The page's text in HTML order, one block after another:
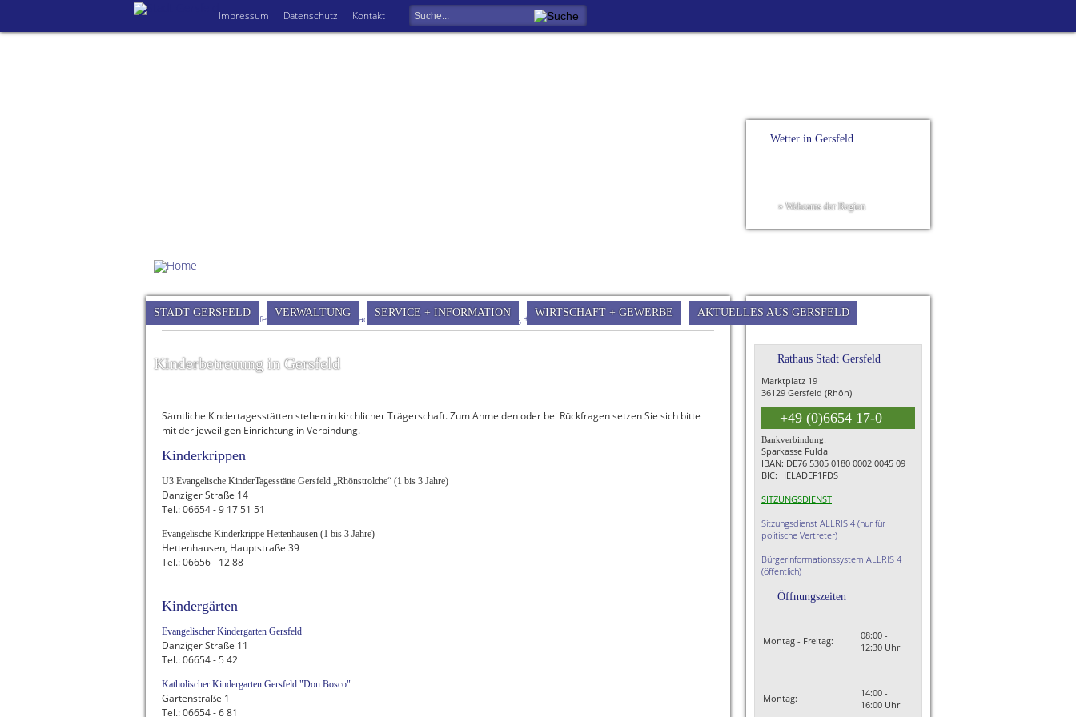
Impressum Datenschutz Kontakt
Wetter in Gersfeld
» Webcams der Region
STADT GERSFELD VERWALTUNG SERVICE + INFORMATION WIRTSCHAFT + GEWERBE AKTUELLES AUS GERSFELD
Sie sind hier:Stadt Gersfeld (Rhön)» Rathaus» Stadt Gersfeld»Schulen + Kinderbetreuung + VHS»Kinderbetreuung
Kinderbetreuung in Gersfeld
Sämtliche Kindertagesstätten stehen in kirchlicher Trägerschaft. Zum Anmelden oder bei Rückfragen setzen Sie sich bitte
mit der jeweiligen Einrichtung in Verbindung.
Kinderkrippen
U3 Evangelische KinderTagesstätte Gersfeld „Rhönstrolche“ (1 bis 3 Jahre)
Danziger Straße 14
Tel.: 06654 - 9 17 51 51
Evangelische Kinderkrippe Hettenhausen (1 bis 3 Jahre)
Hettenhausen, Hauptstraße 39
Tel.: 06656 - 12 88
Kindergärten
Evangelischer Kindergarten Gersfeld
Danziger Straße 11
Tel.: 06654 - 5 42
Katholischer Kindergarten Gersfeld "Don Bosco"
Gartenstraße 1
Tel.: 06654 - 6 81
Bürgerservice
Rathaus Stadt Gersfeld
Marktplatz 19
36129 Gersfeld (Rhön)
+49 (0)6654 17-0
Bankverbindung:
Sparkasse Fulda
IBAN: DE76 5305 0180 0002 0045 09
BIC: HELADEF1FDS
SITZUNGSDIENST
Sitzungsdienst ALLRIS 4 (nur für
politische Vertreter)
Bürgerinformationssystem ALLRIS 4
(öffentlich)
Öffnungszeiten
Montag - Freitag:
08:00 -
12:30 Uhr
Montag:
14:00 -
16:00 Uhr